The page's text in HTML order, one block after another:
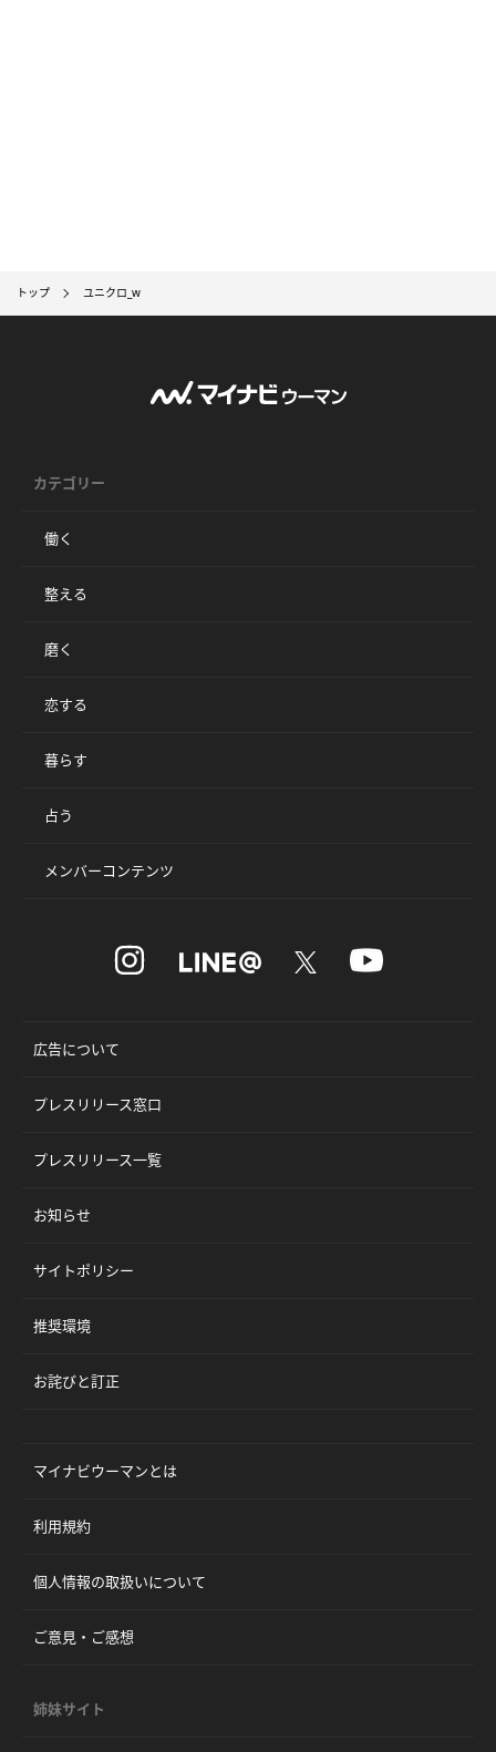
トップ ユニクロ_w
カテゴリー
働く
整える
磨く
恋する
暮らす
占う
メンバーコンテンツ
広告について
プレスリリース窓口
プレスリリース一覧
お知らせ
サイトポリシー
推奨環境
お詫びと訂正
マイナビウーマンとは
利用規約
個人情報の取扱いについて
ご意見・ご感想
姉妹サイト